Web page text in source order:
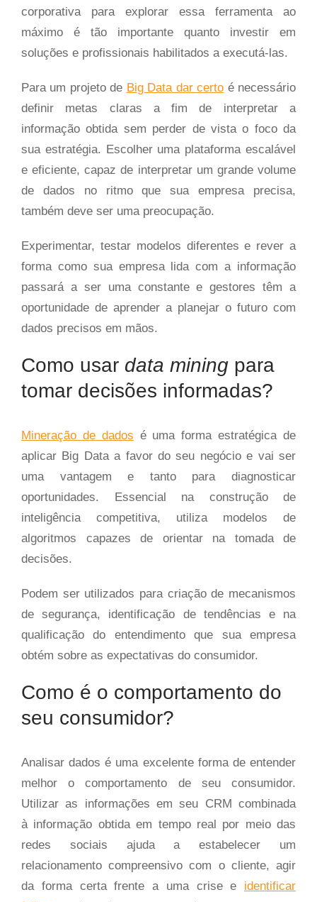
corporativa para explorar essa ferramenta ao
máximo é tão importante quanto investir em
soluções e profissionais habilitados a executá-las.
Para um projeto de Big Data dar certo é necessário
definir metas claras a fim de interpretar a
informação obtida sem perder de vista o foco da
sua estratégia. Escolher uma plataforma escalável
e eficiente, capaz de interpretar um grande volume
de dados no ritmo que sua empresa precisa,
também deve ser uma preocupação.
Experimentar, testar modelos diferentes e rever a
forma como sua empresa lida com a informação
passará a ser uma constante e gestores têm a
oportunidade de aprender a planejar o futuro com
dados precisos em mãos.
Como usar data mining para
tomar decisões informadas?
Mineração de dados é uma forma estratégica de
aplicar Big Data a favor do seu negócio e vai ser
uma vantagem e tanto para diagnosticar
oportunidades. Essencial na construção de
inteligência competitiva, utiliza modelos de
algoritmos capazes de orientar na tomada de
decisões.
Podem ser utilizados para criação de mecanismos
de segurança, identificação de tendências e na
qualificação do entendimento que sua empresa
obtém sobre as expectativas do consumidor.
Como é o comportamento do
seu consumidor?
Analisar dados é uma excelente forma de entender
melhor o comportamento de seu consumidor.
Utilizar as informações em seu CRM combinada
à informação obtida em tempo real por meio das
redes sociais ajuda a estabelecer um
relacionamento compreensivo com o cliente, agir
da forma certa frente a uma crise e identificar